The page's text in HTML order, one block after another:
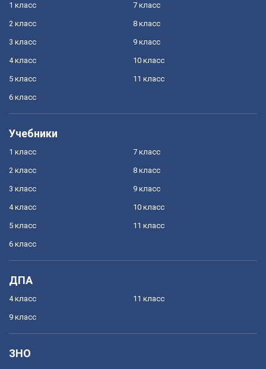
1 класс
2 класс
3 класс
4 класс
5 класс
6 класс
7 класс
8 класс
9 класс
10 класс
11 класс
Учебники
1 класс
2 класс
3 класс
4 класс
5 класс
6 класс
7 класс
8 класс
9 класс
10 класс
11 класс
ДПА
4 класс
9 класс
11 класс
ЗНО